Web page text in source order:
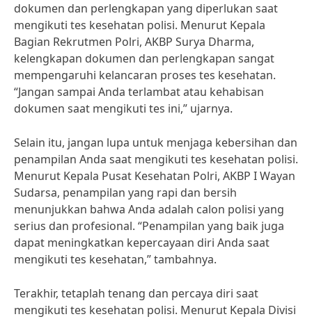
dokumen dan perlengkapan yang diperlukan saat
mengikuti tes kesehatan polisi. Menurut Kepala
Bagian Rekrutmen Polri, AKBP Surya Dharma,
kelengkapan dokumen dan perlengkapan sangat
mempengaruhi kelancaran proses tes kesehatan.
“Jangan sampai Anda terlambat atau kehabisan
dokumen saat mengikuti tes ini,” ujarnya.
Selain itu, jangan lupa untuk menjaga kebersihan dan
penampilan Anda saat mengikuti tes kesehatan polisi.
Menurut Kepala Pusat Kesehatan Polri, AKBP I Wayan
Sudarsa, penampilan yang rapi dan bersih
menunjukkan bahwa Anda adalah calon polisi yang
serius dan profesional. “Penampilan yang baik juga
dapat meningkatkan kepercayaan diri Anda saat
mengikuti tes kesehatan,” tambahnya.
Terakhir, tetaplah tenang dan percaya diri saat
mengikuti tes kesehatan polisi. Menurut Kepala Divisi